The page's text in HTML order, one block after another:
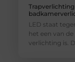
LED staat
het een van
verlichting is.